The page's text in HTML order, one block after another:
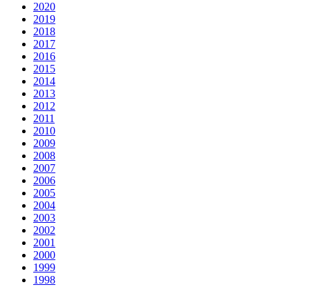
2020
2019
2018
2017
2016
2015
2014
2013
2012
2011
2010
2009
2008
2007
2006
2005
2004
2003
2002
2001
2000
1999
1998